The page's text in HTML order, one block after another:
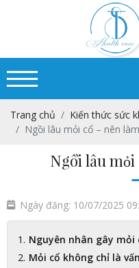
Trang chủ
Kiến thức sức
Ngồi lâu mỏi cổ – nên
Ngồi lâu mỏi
Ngày đăng: 10/07/2025
Nguyên nhân gây mỏi
Mỏi cổ không chỉ là